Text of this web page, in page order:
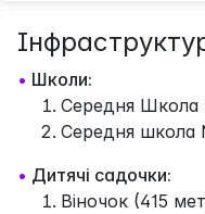
• Школи:
Середня Школа
Середня школа
• Дитячі садочки:
Віночок (415